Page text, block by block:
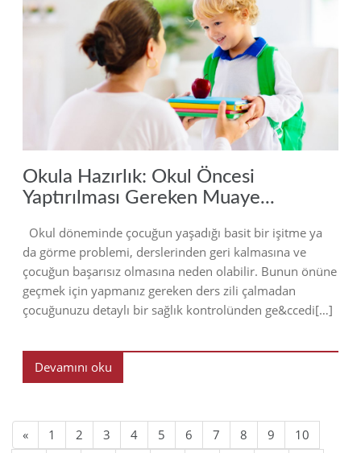
Okula Hazırlık: Okul Öncesi
Yaptırılması Gereken Muaye...
Okul döneminde çocuğun yaşadığı basit bir işitme ya
da görme problemi, derslerinden geri kalmasına ve
çocuğun başarısız olmasına neden olabilir. Bunun önüne
geçmek için yapmanız gereken ders zili çalmadan
çocuğunuzu detaylı bir sağlık kontrolünden ge&ccedi[…]
Devamını oku
« 1 2 3 4 5 6 7 8 9
10